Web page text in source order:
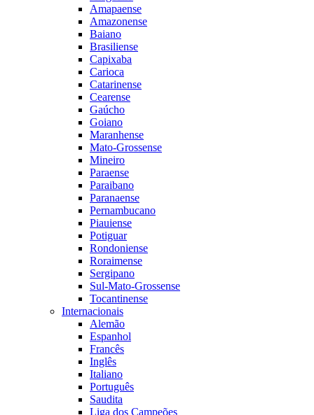
Amapaense
Amazonense
Baiano
Brasiliense
Capixaba
Carioca
Catarinense
Cearense
Gaúcho
Goiano
Maranhense
Mato-Grossense
Mineiro
Paraense
Paraibano
Paranaense
Pernambucano
Piauiense
Potiguar
Rondoniense
Roraimense
Sergipano
Sul-Mato-Grossense
Tocantinense
Internacionais
Alemão
Espanhol
Francês
Inglês
Italiano
Português
Saudita
Liga dos Campeões